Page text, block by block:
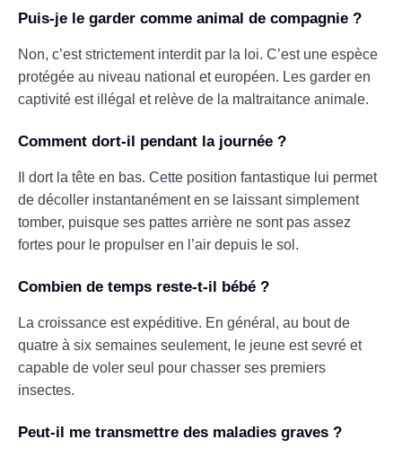
Puis-je le garder comme animal de compagnie ?
Non, c’est strictement interdit par la loi. C’est une espèce
protégée au niveau national et européen. Les garder en
captivité est illégal et relève de la maltraitance animale.
Comment dort-il pendant la journée ?
Il dort la tête en bas. Cette position fantastique lui permet
de décoller instantanément en se laissant simplement
tomber, puisque ses pattes arrière ne sont pas assez
fortes pour le propulser en l’air depuis le sol.
Combien de temps reste-t-il bébé ?
La croissance est expéditive. En général, au bout de
quatre à six semaines seulement, le jeune est sevré et
capable de voler seul pour chasser ses premiers
insectes.
Peut-il me transmettre des maladies graves ?